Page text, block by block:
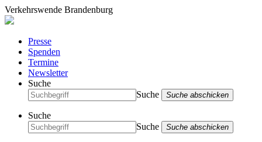
Verkehrswende Brandenburg
Presse
Spenden
Termine
Newsletter
Suche
Suche
Suche abschicken
Suche
Suche
Suche abschicken